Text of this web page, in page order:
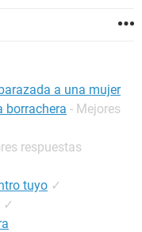
a una mujer
borrachera - Mejores
respuestas
tuyo ✓
✓